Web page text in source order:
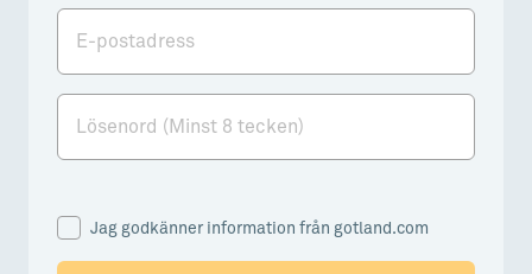
E-postadress
Lösenord (Minst 8 tecken)
Jag godkänner information från gotland.com